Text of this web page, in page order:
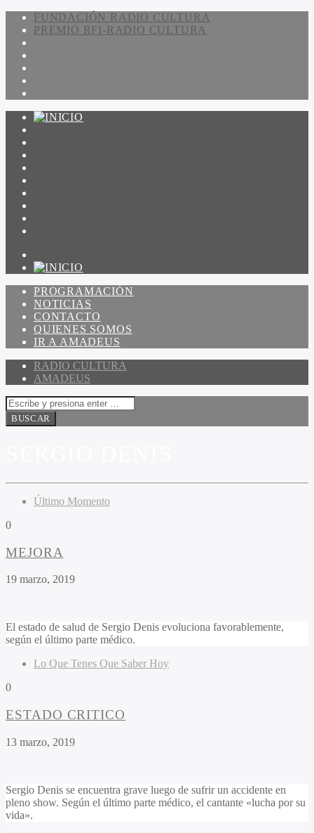
FUNDACIÓN RADIO CULTURA
PREMIO RFI-RADIO CULTURA
PROGRAMACIÓN
NOTICIAS
CONTACTO
QUIENES SOMOS
IR A AMADEUS
RADIO CULTURA
AMADEUS
Último Momento
0
MEJORA
19 marzo, 2019
El estado de salud de Sergio Denis evoluciona favorablemente,
según el último parte médico.
Lo Que Tenes Que Saber Hoy
0
ESTADO CRITICO
13 marzo, 2019
Sergio Denis se encuentra grave luego de sufrir un accidente en
pleno show. Según el último parte médico, el cantante «lucha por su
vida».